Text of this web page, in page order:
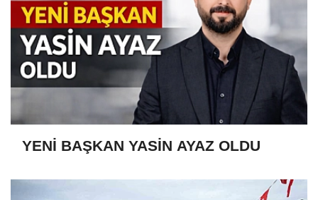
YENİ BAŞKAN YASİN AYAZ OLDU